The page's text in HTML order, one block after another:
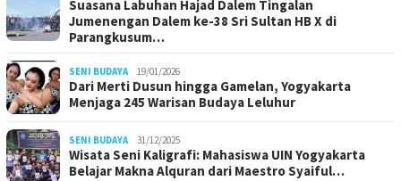
Suasana Labuhan Hajad Dalem Tingalan
Jumenengan Dalem ke-38 Sri Sultan HB X di
Parangkusum…
SENI BUDAYA 19/01/2026
Dari Merti Dusun hingga Gamelan, Yogyakarta
Menjaga 245 Warisan Budaya Leluhur
SENI BUDAYA 31/12/2025
Wisata Seni Kaligrafi: Mahasiswa UIN Yogyakarta
Belajar Makna Alquran dari Maestro Syaiful…